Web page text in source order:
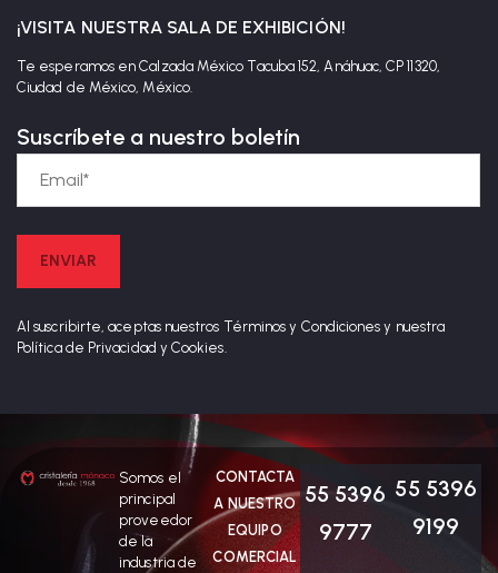
¡VISITA NUESTRA SALA DE EXHIBICIÓN!
Te esperamos en Calzada México Tacuba 152, Anáhuac, CP 11320,
Ciudad de México, México.
Suscríbete a nuestro boletín
Al suscribirte, aceptas nuestros Términos y Condiciones y nuestra
Política de Privacidad y Cookies.
Somos el
principal
proveedor
de la
industria de
CONTACTA
A NUESTRO
EQUIPO
COMERCIAL
55 5396
9777
55 5396
9199